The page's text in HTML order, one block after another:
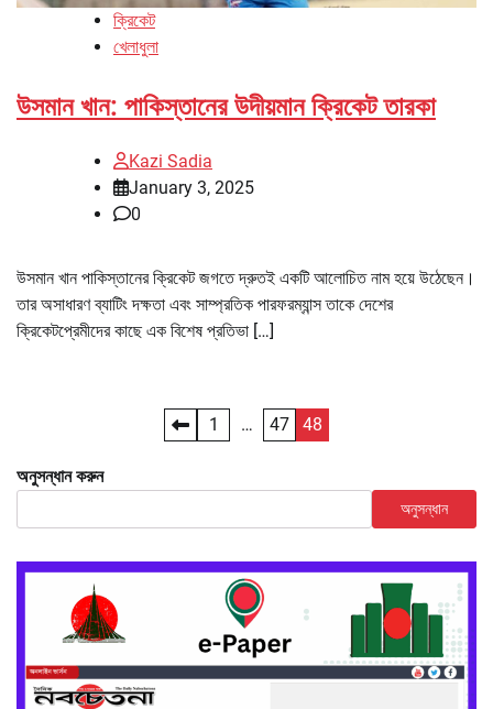
ক্রিকেট
খেলাধুলা
উসমান খান: পাকিস্তানের উদীয়মান ক্রিকেট তারকা
Kazi Sadia
January 3, 2025
0
উসমান খান পাকিস্তানের ক্রিকেট জগতে দ্রুতই একটি আলোচিত নাম হয়ে উঠেছেন।
তার অসাধারণ ব্যাটিং দক্ষতা এবং সাম্প্রতিক পারফরম্যান্স তাকে দেশের
ক্রিকেটপ্রেমীদের কাছে এক বিশেষ প্রতিভা […]
pagination
1 … 47 48
অনুসন্ধান করুন
অনুসন্ধান